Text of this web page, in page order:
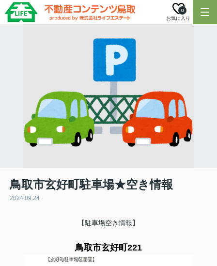
お気に入り
0
鳥取市玄好町駐車場★空き情報
2024.09.24
【駐車場空き情報】
鳥取市玄好町221